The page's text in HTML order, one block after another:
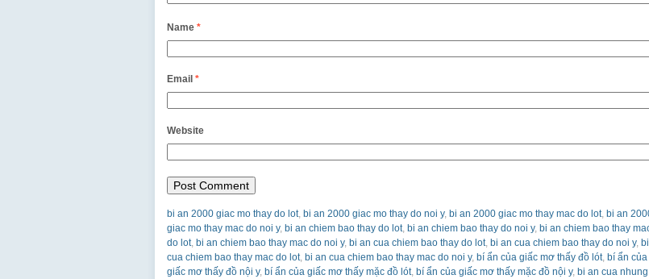
Name *
Email *
Website
bi an 2000 giac mo thay do lot, bi an 2000 giac mo thay do noi y, bi an 2000 giac mo thay mac do lot, bi an
giac mo thay mac do noi y, bi an chiem bao thay do lot, bi an chiem bao thay do noi y, bi an chiem bao thay
do lot, bi an chiem bao thay mac do noi y, bi an cua chiem bao thay do lot, bi an cua chiem bao thay do noi y,
cua chiem bao thay mac do lot, bi an cua chiem bao thay mac do noi y, bí ẩn của giấc mơ thấy đồ lót, bí ẩn của
giấc mơ thấy đồ nội y, bí ẩn của giấc mơ thấy mặc đồ lót, bí ẩn của giấc mơ thấy mặc đồ nội y, bi an cua nhung